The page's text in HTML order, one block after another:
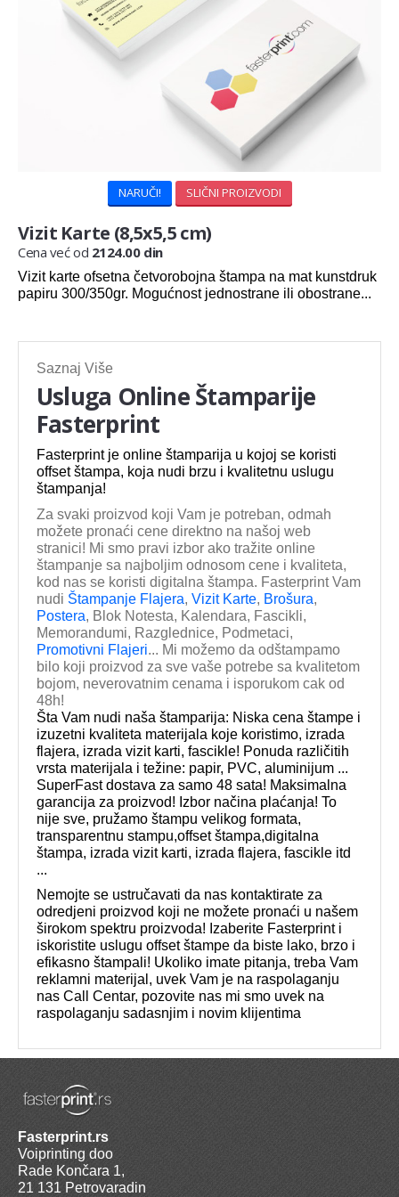
NARUČI! SLIČNI PROIZVODI
Vizit Karte (8,5x5,5 cm)
Cena već od 2124.00 din
Vizit karte ofsetna četvorobojna štampa na mat kunstdruk
papiru 300/350gr. Mogućnost jednostrane ili obostrane...
Saznaj Više
Usluga Online Štamparije
Fasterprint
Fasterprint je online štamparija u kojoj se koristi
offset štampa, koja nudi brzu i kvalitetnu uslugu
štampanja!
Za svaki proizvod koji Vam je potreban, odmah
možete pronaći cene direktno na našoj web
stranici! Mi smo pravi izbor ako tražite online
štampanje sa najboljim odnosom cene i kvaliteta,
kod nas se koristi digitalna štampa. Fasterprint Vam
nudi Štampanje Flajera, Vizit Karte, Brošura,
Postera, Blok Notesta, Kalendara, Fascikli,
Memorandumi, Razglednice, Podmetaci,
Promotivni Flajeri... Mi možemo da odštampamo
bilo koji proizvod za sve vaše potrebe sa kvalitetom
bojom, neverovatnim cenama i isporukom cak od
48h!
Šta Vam nudi naša štamparija: Niska cena štampe i
izuzetni kvaliteta materijala koje koristimo, izrada
flajera, izrada vizit karti, fascikle! Ponuda različitih
vrsta materijala i težine: papir, PVC, aluminijum ...
SuperFast dostava za samo 48 sata! Maksimalna
garancija za proizvod! Izbor načina plaćanja! To
nije sve, pružamo štampu velikog formata,
transparentnu stampu,offset štampa,digitalna
štampa, izrada vizit karti, izrada flajera, fascikle itd
...
Nemojte se ustručavati da nas kontaktirate za
odredjeni proizvod koji ne možete pronaći u našem
širokom spektru proizvoda! Izaberite Fasterprint i
iskoristite uslugu offset štampe da biste lako, brzo i
efikasno štampali! Ukoliko imate pitanja, treba Vam
reklamni materijal, uvek Vam je na raspolaganju
nas Call Centar, pozovite nas mi smo uvek na
raspolaganju sadasnjim i novim klijentima
Fasterprint.rs
Voiprinting doo
Rade Končara 1,
21 131 Petrovaradin